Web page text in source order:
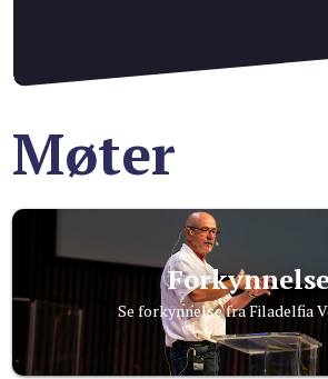
Møter
Se forkynnelse fra Filadelfia